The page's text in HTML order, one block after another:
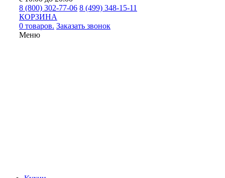
8 (800) 302-77-06 8 (499) 348-15-11
КОРЗИНА
0 товаров. Заказать звонок
Меню